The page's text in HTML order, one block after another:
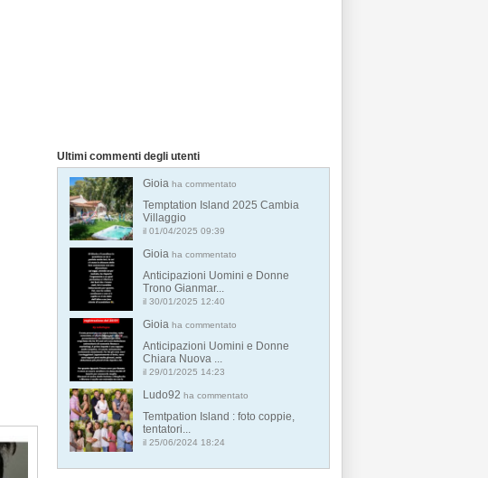
Ultimi commenti degli utenti
Gioia ha commentato
Temptation Island 2025 Cambia
Villaggio
il 01/04/2025 09:39
Gioia ha commentato
Anticipazioni Uomini e Donne
Trono Gianmar...
il 30/01/2025 12:40
Gioia ha commentato
Anticipazioni Uomini e Donne
Chiara Nuova ...
il 29/01/2025 14:23
Ludo92 ha commentato
Temtpation Island : foto coppie,
tentatori...
il 25/06/2024 18:24